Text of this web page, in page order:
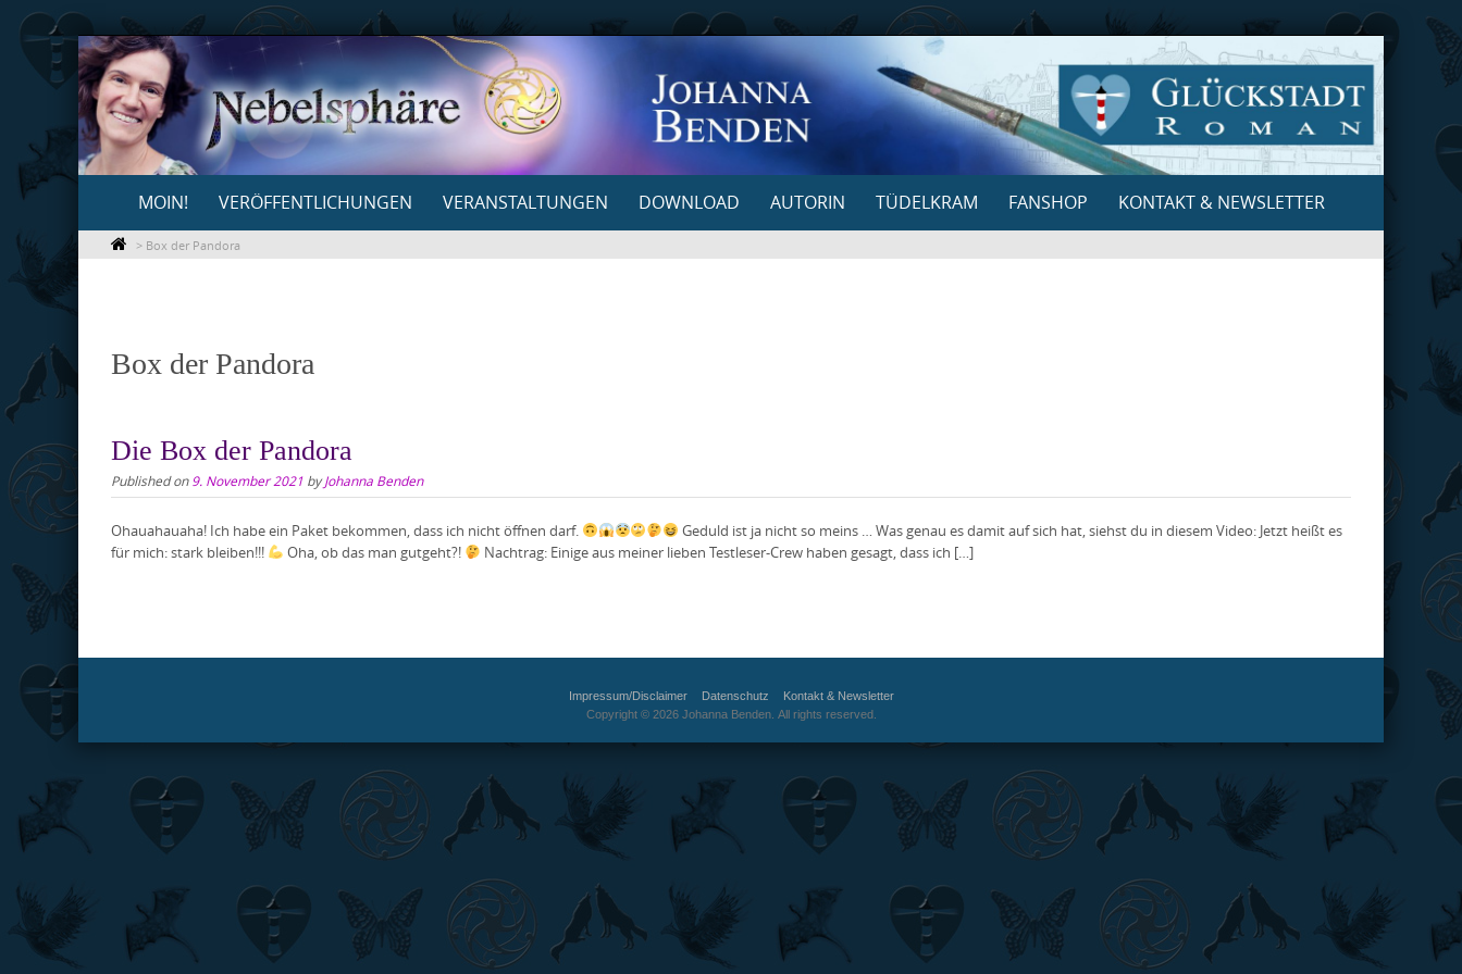
Skip
to
content
content
MOIN! VERÖFFENTLICHUNGEN VERANSTALTUNGEN DOWNLOAD AUTORIN TÜDELKRAM FANSHOP KONTAKT & NEWSLETTER
> Box der Pandora
Box der Pandora
Die Box der Pandora
Published on 9. November 2021 byJohanna Benden
Ohauahauaha! Ich habe ein Paket bekommen, dass ich nicht öffnen darf.
Geduld ist ja nicht so meins … Was genau es damit auf sich hat, siehst du in diesem Video: Jetzt heißt es
für mich: stark bleiben!!!
Oha, ob das man gutgeht?! Nachtrag: Einige aus meiner lieben Testleser-Crew haben gesagt, dass ich […]
Impressum/Disclaimer Datenschutz
Kontakt & Newsletter
Copyright © 2026 Johanna Benden. All rights reserved.